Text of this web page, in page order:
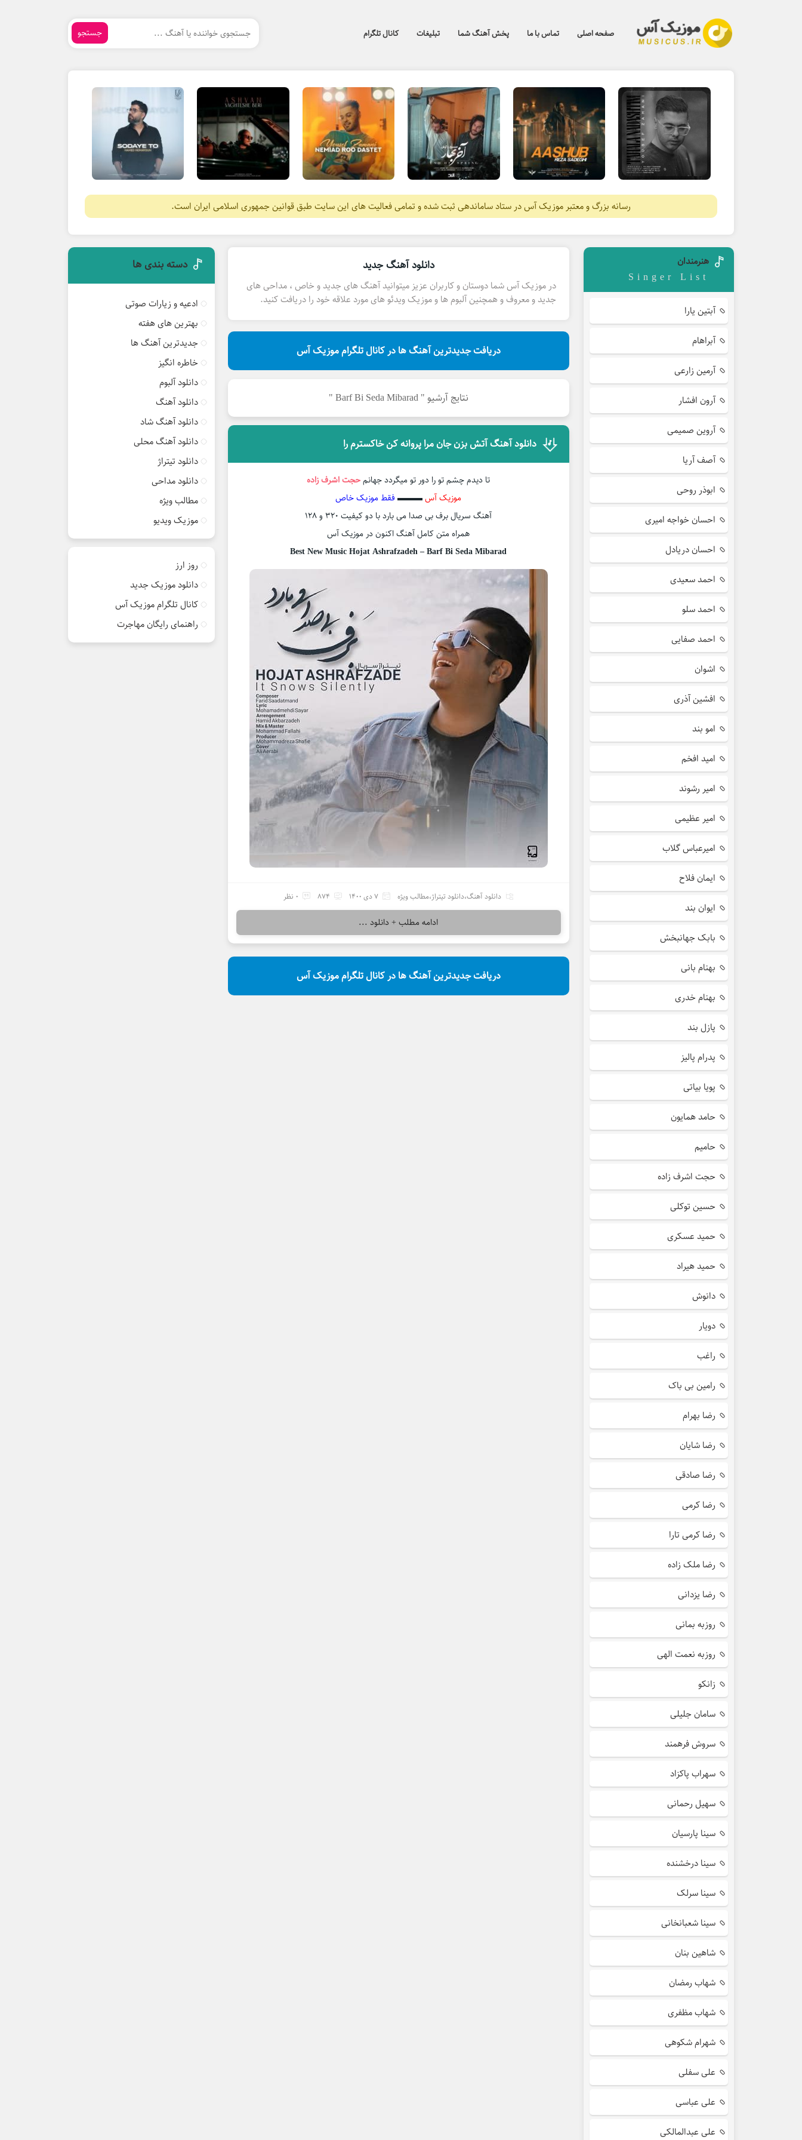
صفحه اصلی تماس با ما پخش آهنگ شما تبلیغات کانال تلگرام جستجو
رسانه بزرگ و معتبر موزیک آس در ستاد ساماندهی ثبت شده و تمامی فعالیت های این سایت طبق قوانین جمهوری اسلامی ایران است.
دانلود آهنگ جدید
در موزیک آس شما دوستان و کاربران عزیز میتوانید آهنگ های جدید و خاص ، مداحی های
جدید و معروف و همچنین آلبوم ها و موزیک ویدئو های مورد علاقه خود را دریافت کنید.
دریافت جدیدترین آهنگ ها در کانال تلگرام موزیک آس
نتایج آرشیو " Barf Bi Seda Mibarad "
دانلود آهنگ آتش بزن جان مرا پروانه کن خاکسترم را
تا دیدم چشم تو را دور تو میگردد جهانمحجت اشرف زاده
موزیک آس▬▬▬ فقط موزیک خاص
آهنگ سریال برف بی صدا می بارد با دو کیفیت ۳۲۰ و ۱۲۸
همراه متن کامل آهنگ اکنون در موزیک آس
Best New Music Hojat Ashrafzadeh – Barf Bi Seda Mibarad
دانلود آهنگ،دانلود تیتراژ،مطالب ویژه 7 دی 1400 874 0 نظر
ادامه مطلب + دانلود ...
دریافت جدیدترین آهنگ ها در کانال تلگرام موزیک آس
هنرمندان
Singer List
آبتین یارا
آبراهام
آرمین زارعی
آرون افشار
آروین صمیمی
آصف آریا
ابوذر روحی
احسان خواجه امیری
احسان دریادل
احمد سعیدی
احمد سلو
احمد صفایی
اشوان
افشین آذری
امو بند
امید افخم
امیر رشوند
امیر عظیمی
امیرعباس گلاب
ایمان فلاح
ایوان بند
بابک جهانبخش
بهنام بانی
بهنام خدری
پازل بند
پدرام پالیز
پویا بیاتی
حامد همایون
حامیم
حجت اشرف زاده
حسین توکلی
حمید عسکری
حمید هیراد
دانوش
دویار
راغب
رامین بی باک
رضا بهرام
رضا شایان
رضا صادقی
رضا کرمی
رضا کرمی تارا
رضا ملک زاده
رضا یزدانی
روزبه بمانی
روزبه نعمت الهی
زانکو
سامان جلیلی
سروش فرهمند
سهراب پاکزاد
سهیل رحمانی
سینا پارسیان
سینا درخشنده
سینا سرلک
سینا شعبانخانی
شاهین بنان
شهاب رمضان
شهاب مظفری
شهرام شکوهی
علی سفلی
علی عباسی
علی عبدالمالکی
دسته بندی ها
ادعیه و زیارات صوتی
بهترین های هفته
جدیدترین آهنگ ها
خاطره انگیز
دانلود آلبوم
دانلود آهنگ
دانلود آهنگ شاد
دانلود آهنگ محلی
دانلود تیتراژ
دانلود مداحی
مطالب ویژه
موزیک ویدیو
روز ارز
دانلود موزیک جدید
کانال تلگرام موزیک آس
راهنمای رایگان مهاجرت